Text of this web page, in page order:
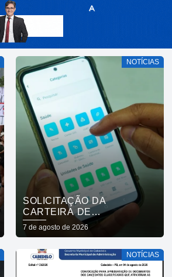
NOTÍCIAS
SOLICITAÇÃO DA
CARTEIRA DE
FIBROMIALGIA PASSA A
SER EXCLUSIVAMENTE
PESSOA NA PALMA DA
MÃO
7 de agosto de 2026
NOTÍCIAS